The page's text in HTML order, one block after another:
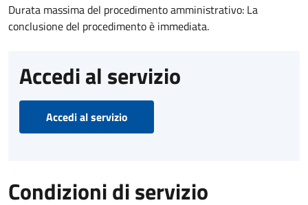
Durata massima del procedimento amministrativo: La
conclusione del procedimento è immediata.
Accedi al servizio
Accedi al servizio
Condizioni di servizio